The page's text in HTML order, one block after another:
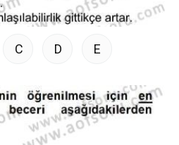
C D E